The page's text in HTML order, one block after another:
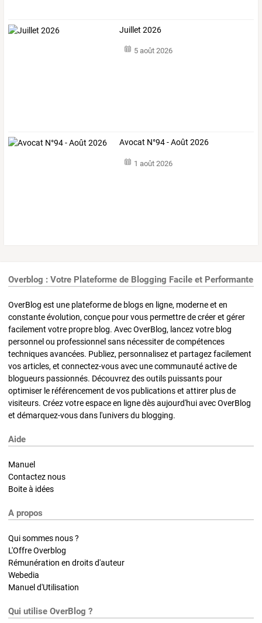
Juillet 2026
5 août 2026
Avocat N°94 - Août 2026
1 août 2026
Overblog : Votre Plateforme de Blogging Facile et Performante
OverBlog est une plateforme de blogs en ligne, moderne et en
constante évolution, conçue pour vous permettre de créer et gérer
facilement votre propre blog. Avec OverBlog, lancez votre blog
personnel ou professionnel sans nécessiter de compétences
techniques avancées. Publiez, personnalisez et partagez facilement
vos articles, et connectez-vous avec une communauté active de
blogueurs passionnés. Découvrez des outils puissants pour
optimiser le référencement de vos publications et attirer plus de
visiteurs. Créez votre espace en ligne dès aujourd'hui avec OverBlog
et démarquez-vous dans l'univers du blogging.
Aide
Manuel
Contactez nous
Boite à idées
A propos
Qui sommes nous ?
L'Offre Overblog
Rémunération en droits d'auteur
Webedia
Manuel d'Utilisation
Qui utilise OverBlog ?